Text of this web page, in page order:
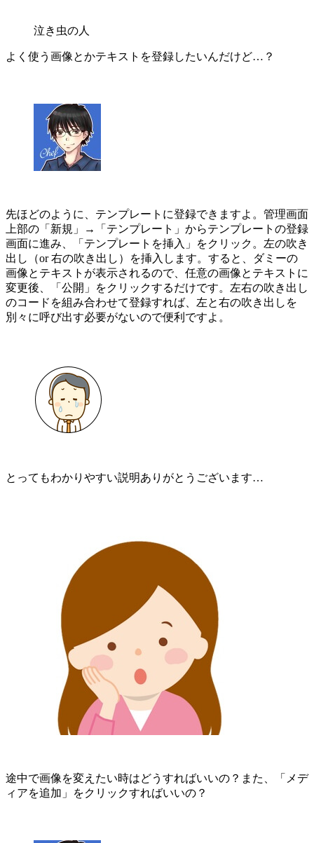
泣き虫の人
よく使う画像とかテキストを登録したいんだけど…？
先ほどのように、テンプレートに登録できますよ。管理画面
上部の「新規」→「テンプレート」からテンプレートの登録
画面に進み、「テンプレートを挿入」をクリック。左の吹き
出し（or 右の吹き出し）を挿入します。すると、ダミーの
画像とテキストが表示されるので、任意の画像とテキストに
変更後、「公開」をクリックするだけです。左右の吹き出し
のコードを組み合わせて登録すれば、左と右の吹き出しを
別々に呼び出す必要がないので便利ですよ。
とってもわかりやすい説明ありがとうございます…
途中で画像を変えたい時はどうすればいいの？また、「メデ
ィアを追加」をクリックすればいいの？